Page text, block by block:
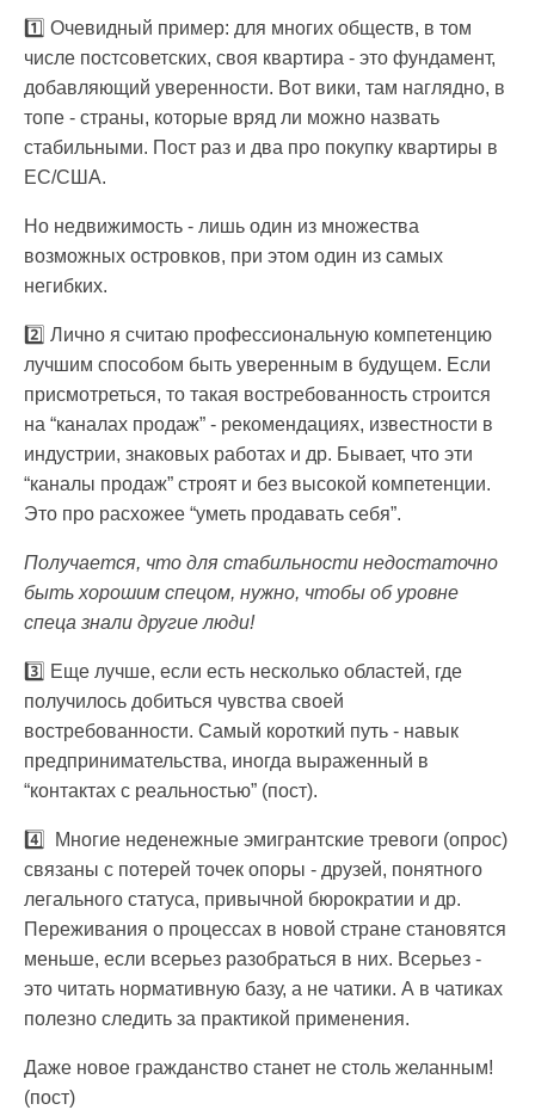
1️⃣ Очевидный пример: для многих обществ, в том
числе постсоветских, своя квартира - это фундамент,
добавляющий уверенности. Вот вики, там наглядно, в
топе - страны, которые вряд ли можно назвать
стабильными. Пост раз и два про покупку квартиры в
ЕС/США.
Но недвижимость - лишь один из множества
возможных островков, при этом один из самых
негибких.
2️⃣ Лично я считаю профессиональную компетенцию
лучшим способом быть уверенным в будущем. Если
присмотреться, то такая востребованность строится
на “каналах продаж” - рекомендациях, известности в
индустрии, знаковых работах и др. Бывает, что эти
“каналы продаж” строят и без высокой компетенции.
Это про расхожее “уметь продавать себя”.
Получается, что для стабильности недостаточно
быть хорошим спецом, нужно, чтобы об уровне
спеца знали другие люди!
3️⃣ Еще лучше, если есть несколько областей, где
получилось добиться чувства своей
востребованности. Самый короткий путь - навык
предпринимательства, иногда выраженный в
“контактах с реальностью” (пост).
4️⃣ Многие неденежные эмигрантские тревоги (опрос)
связаны с потерей точек опоры - друзей, понятного
легального статуса, привычной бюрократии и др.
Переживания о процессах в новой стране становятся
меньше, если всерьез разобраться в них. Всерьез -
это читать нормативную базу, а не чатики. А в чатиках
полезно следить за практикой применения.
Даже новое гражданство станет не столь желанным!
(пост)